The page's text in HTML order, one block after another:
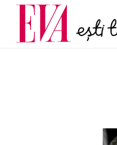
Carieră
Actualitate